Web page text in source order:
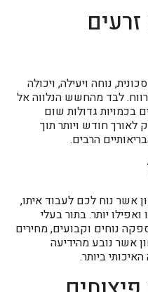
נוחה ויעילה, ויכולה
לבד מהחשש הנלווה אל
בכמויות גדולות שום
לאורך חודש ויותר תוך
הרבים.
אשר נוח לכם לעבוד איתו,
יותר. בתור בעלי
נוחים וקבועים, מחירים
אשר נובע מהידיעה
ביותר.